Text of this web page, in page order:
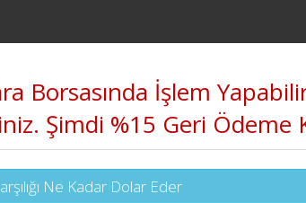
Borsasında İşlem
Şimdi %15 Geri
Ne Kadar Dolar Eder